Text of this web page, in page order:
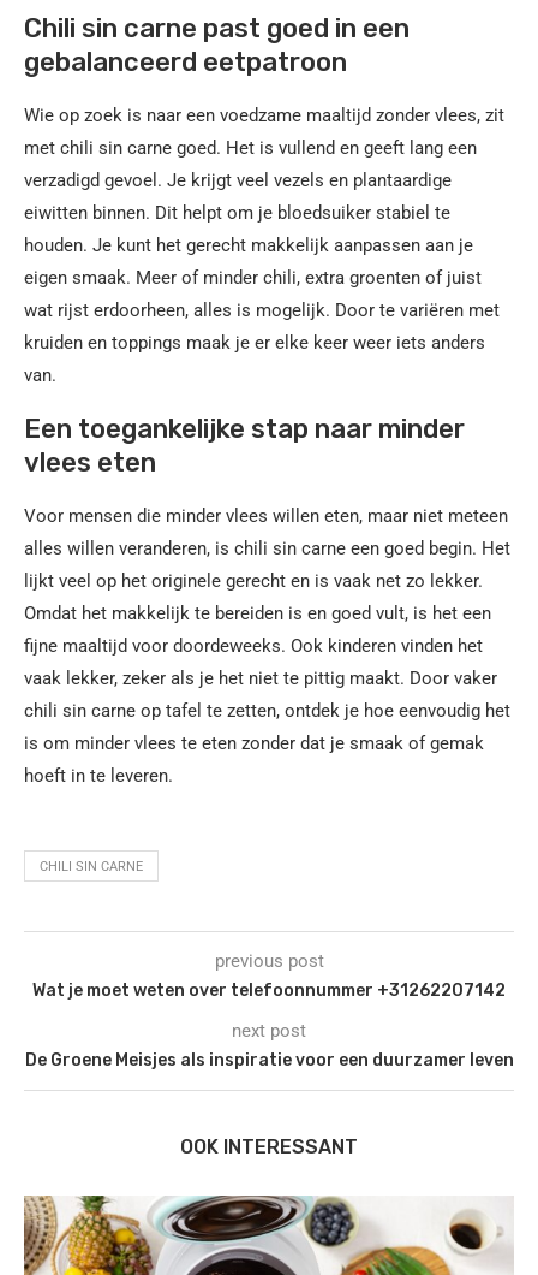
Chili sin carne past goed in een
gebalanceerd eetpatroon
Wie op zoek is naar een voedzame maaltijd zonder vlees, zit
met chili sin carne goed. Het is vullend en geeft lang een
verzadigd gevoel. Je krijgt veel vezels en plantaardige
eiwitten binnen. Dit helpt om je bloedsuiker stabiel te
houden. Je kunt het gerecht makkelijk aanpassen aan je
eigen smaak. Meer of minder chili, extra groenten of juist
wat rijst erdoorheen, alles is mogelijk. Door te variëren met
kruiden en toppings maak je er elke keer weer iets anders
van.
Een toegankelijke stap naar minder
vlees eten
Voor mensen die minder vlees willen eten, maar niet meteen
alles willen veranderen, is chili sin carne een goed begin. Het
lijkt veel op het originele gerecht en is vaak net zo lekker.
Omdat het makkelijk te bereiden is en goed vult, is het een
fijne maaltijd voor doordeweeks. Ook kinderen vinden het
vaak lekker, zeker als je het niet te pittig maakt. Door vaker
chili sin carne op tafel te zetten, ontdek je hoe eenvoudig het
is om minder vlees te eten zonder dat je smaak of gemak
hoeft in te leveren.
CHILI SIN CARNE
previous post
Wat je moet weten over telefoonnummer +31262207142
next post
De Groene Meisjes als inspiratie voor een duurzamer leven
OOK INTERESSANT